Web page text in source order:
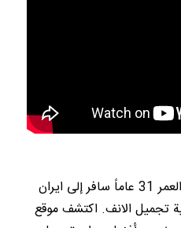
شعيب رجل جزائري يبلغ من العمر 31 عاماً سافر إلى ايران
تجميل الانف. اكتشف موقع